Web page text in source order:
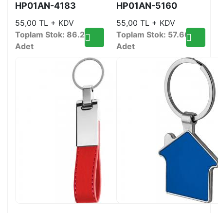
HP01AN-4183
55,00 TL + KDV
Toplam Stok: 86.221
Adet
HP01AN-5160
55,00 TL + KDV
Toplam Stok: 57.668
Adet